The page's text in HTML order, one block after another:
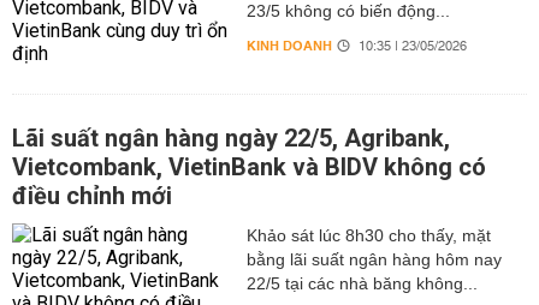
23/5 không có biến động...
KINH DOANH 10:35 | 23/05/2026
Lãi suất ngân hàng ngày 22/5, Agribank,
Vietcombank, VietinBank và BIDV không có
điều chỉnh mới
Khảo sát lúc 8h30 cho thấy, mặt
bằng lãi suất ngân hàng hôm nay
22/5 tại các nhà băng không...